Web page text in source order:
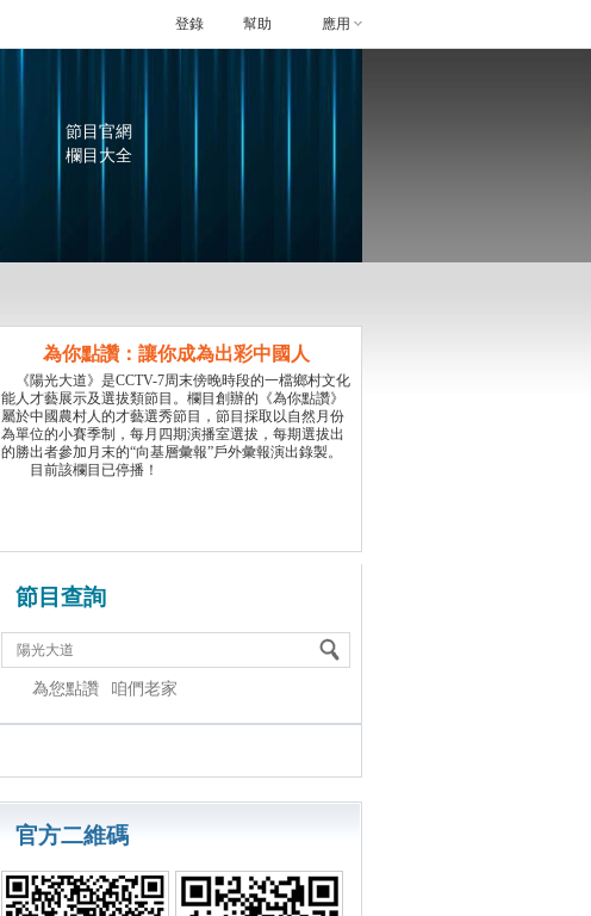
幫助 應用
登錄
節目官網
欄目大全
為你點讚：讓你成為出彩中國人
《陽光大道》是CCTV-7周末傍晚時段的一檔鄉村文化
能人才藝展示及選拔類節目。欄目創辦的《為你點讚》
屬於中國農村人的才藝選秀節目，節目採取以自然月份
為單位的小賽季制，每月四期演播室選拔，每期選拔出
的勝出者參加月末的“向基層彙報”戶外彙報演出錄製。
目前該欄目已停播！
節目查詢
為您點讚 咱們老家
官方二維碼